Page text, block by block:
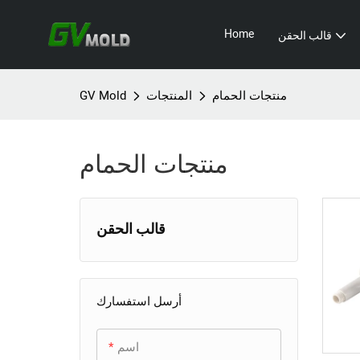
Home قالب الحقن
GV Mold المنتجات منتجات الحمام
منتجات الحمام
قالب الحقن
+ قالب الأجهزة المنزلية
قالب التلفاز
قالب مجفف الشعر
+ قالب الالكترونيات الاستهلاكية
قالب صندوق شحن سماعات
+ قالب الحقن الصناعي
أرسل استفسارك
اسم